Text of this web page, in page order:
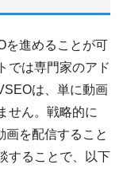
を進めることが可
では専門家のアド
は、単に動画
せん。戦略的に
画を配信すること
することで、以下